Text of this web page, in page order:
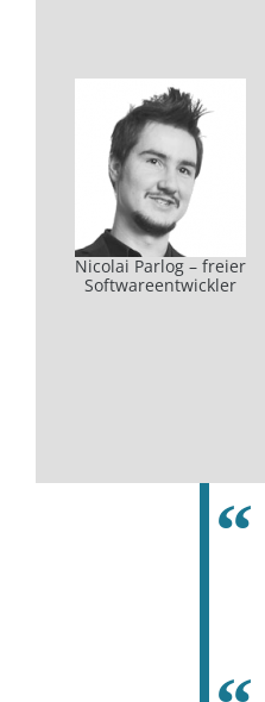
Nicolai Parlog – freier
Softwareentwickler